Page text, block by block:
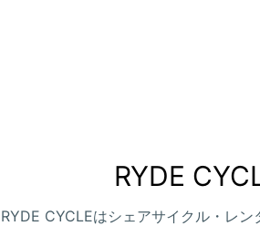
RYDE
RYDE CYCLEはシェアサイクル・レン